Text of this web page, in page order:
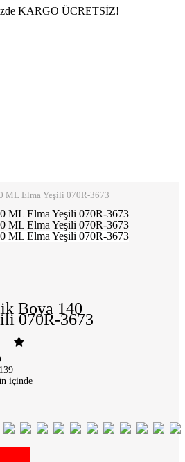
KARGO ÜCRETSİZ!
ML Elma Yeşili 070R-3673
Boya 140
070R-3673
içinde